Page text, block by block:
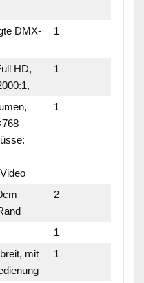
DMX-
1
HD,
1
1
2
1
mit
1